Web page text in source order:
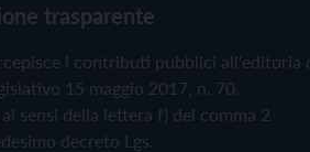
trasparente
i contributi pubblici all'editoria
15 maggio 2017, n. 70.
sensi della lettera f) del comma 2
decreto Lgs.